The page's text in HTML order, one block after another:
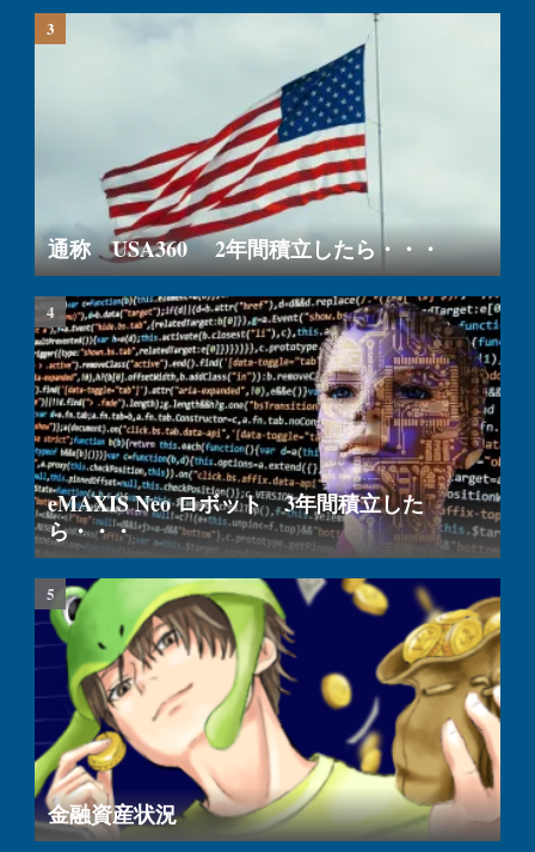
通称 USA360 2年間積立したら・・・
eMAXIS Neo ロボット 3年間積立した
ら・・・
金融資産状況